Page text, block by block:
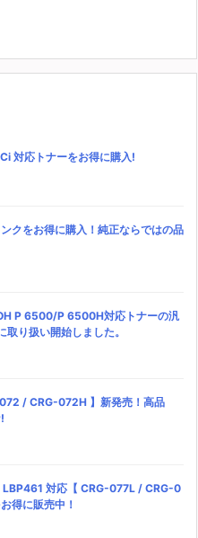
対応トナーをお得に購入!
クをお得に購入！純正ならではの品
P 6500/P 6500H対応トナーの汎
り扱い開始しました。
/ CRG-072H 】新発売！高品
対応【 CRG-077L / CRG-0
得に販売中！